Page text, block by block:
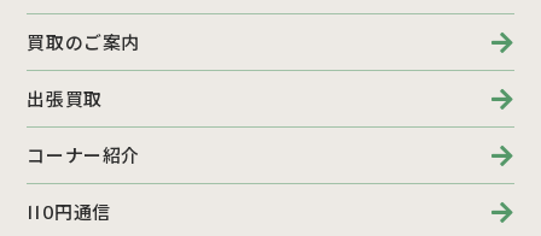
買取のご案内
出張買取
コーナー紹介
110円通信